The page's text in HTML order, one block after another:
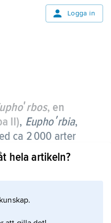
Logga in
, en
II), Euphoʹrbia,
ca 2 000 arter
örter, varav
buskar och
hela jorden. Särskilt
hela artikeln?